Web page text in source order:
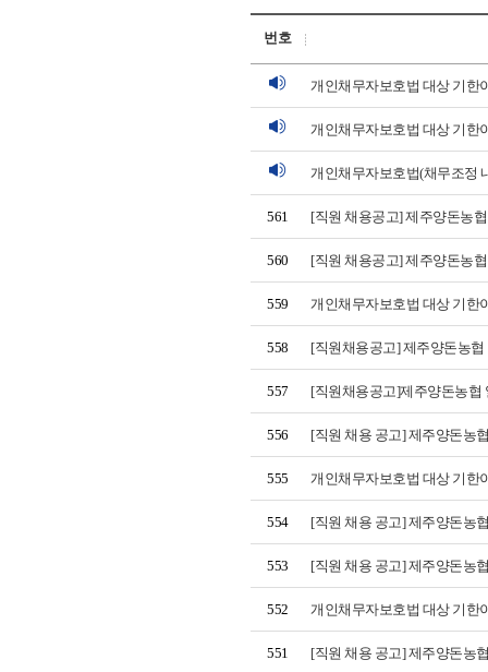
번호
개인채무자보호법 대상 기한
개인채무자보호법 대상 기한
개인채무자보호법(채무조정
561 [직원 채용공고] 제주양돈농
560 [직원 채용공고] 제주양돈농
559 개인채무자보호법 대상 기
558 [직원채용공고] 제주양돈농
557 [직원채용공고]제주양돈농
556 [직원 채용 공고] 제주양돈농
555 개인채무자보호법 대상 기
554 [직원 채용 공고] 제주양돈농
553 [직원 채용 공고] 제주양돈농
552 개인채무자보호법 대상 기
551 [직원 채용 공고] 제주양돈농